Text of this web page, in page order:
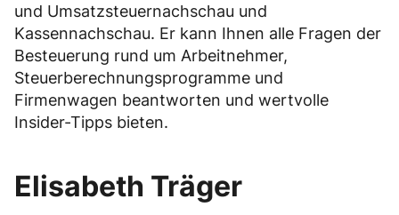
und Umsatzsteuernachschau und
Kassennachschau. Er kann Ihnen alle Fragen der
Besteuerung rund um Arbeitnehmer,
Steuerberechnungsprogramme und
Firmenwagen beantworten und wertvolle
Insider-Tipps bieten.
Elisabeth Träger